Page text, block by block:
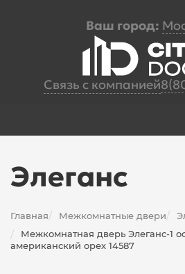
Ваш город:
Связь с компанией
Элеганс
Главная/ Межкомнатные двери/
/
Межкомнатная дверь Элеганс-1
американский орех 14587